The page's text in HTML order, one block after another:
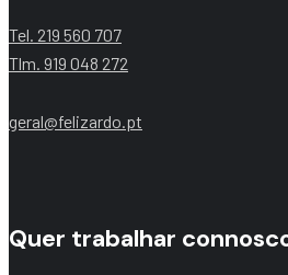
Tel. 219 560 707
Tlm. 919 048 272
geral@felizardo.pt
Quer trabalhar